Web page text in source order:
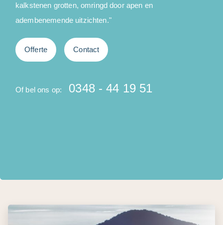
kalkstenen grotten, omringd door apen en
adembenemende uitzichten."
Offerte Contact
Of bel ons op: 0348 - 44 19 51